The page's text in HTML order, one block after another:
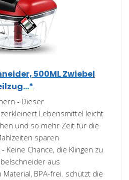
500ML Zwiebel
- Dieser
Lebensmittel leicht
und so mehr Zeit für die
sparen
Keine Chance, die Klingen zu
aus
BPA-frei. schützt die